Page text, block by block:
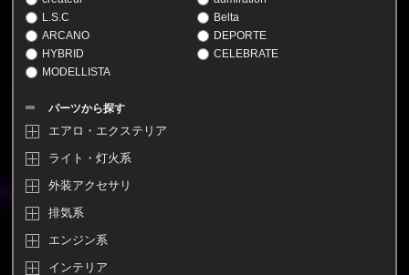
L.S.C
Belta
ARCANO
DEPORTE
HYBRID
CELEBRATE
MODELLISTA
パーツから探す
エアロ・エクステリア
ライト・灯火系
外装アクセサリ
排気系
エンジン系
インテリア